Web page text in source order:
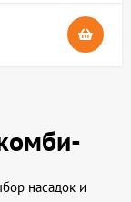
насадок и